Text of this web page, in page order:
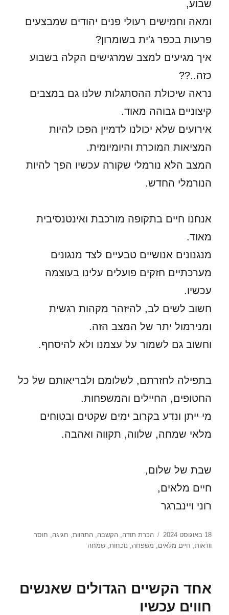
שבוע,
ומאה וחמישים רעולי פנים יהודים שמבצעים
פרעות בכפר ג'ית בשומרון?
איך מגיעים למצב שמרגישים הקלה בשבוע
כזה..??
נראה שיכולת ההסתגלות שלנו גם במצבים
קיצוניים גבוהה מאוד.
אירועים שלא יכולנו לדמיין הפכו להיות
המציאות המוכרת והיומיומית.
המצב הלא נורמלי שקורה עכשיו הפך להיות
הנורמלי החדש.
אנחנו חיים בתקופה מורכבת ואינטנסיבית
מאוד.
מנגנונים אנושיים טבעיים לצד מנגונים
מערכתיים חזקים פועלים עלינו בעוצמה
עכשיו.
חשוב לשים לב, להיזהר מקהות רגשית
ומנירמול יתר של המצב הזה.
וחשוב גם לשמור על עצמנו ולא להיסחף.
בתפילה לחזרתם, לשלומם ולבריאותם של כל
החטופים, החיילים והמשפחות.
מי ייתן ונדע בקרוב ימים שקטים ובטוחים
מלאי שמחה, שלווה, תקווה ואהבה.
שבת של שלום,
חיים מלאים,
רוני ויינברגר
פורסם
בתאריך
18 באוגוסט 2024 תגיות
הכרת תודה,הקשבה,התהוות, חגיגה, חוסר
וודאות, חיים מלאים, משפחה, נוכחות,שמחה
אחד הקשיים הגדולים שאנשים
חווים עכשיו